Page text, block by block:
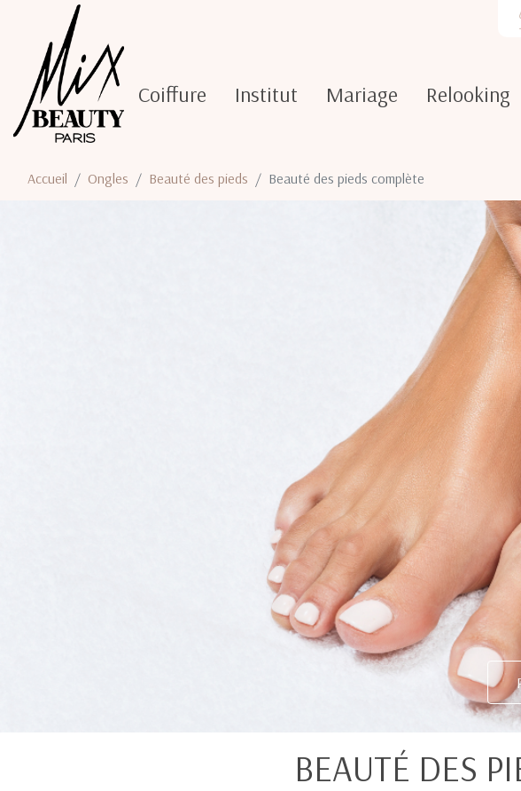
Coiffure Institut Mariage Relooking
Accueil Ongles Beauté des pieds Beauté des pieds complète
BEAUTÉ DES